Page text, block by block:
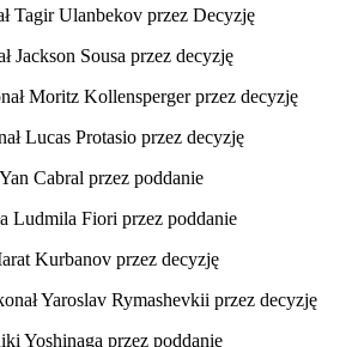
Tagir Ulanbekov przez Decyzję
Jackson Sousa przez decyzję
Moritz Kollensperger przez decyzję
Lucas Protasio przez decyzję
Cabral przez poddanie
Ludmila Fiori przez poddanie
Kurbanov przez decyzję
Yaroslav Rymashevkii przez decyzję
Yoshinaga przez poddanie